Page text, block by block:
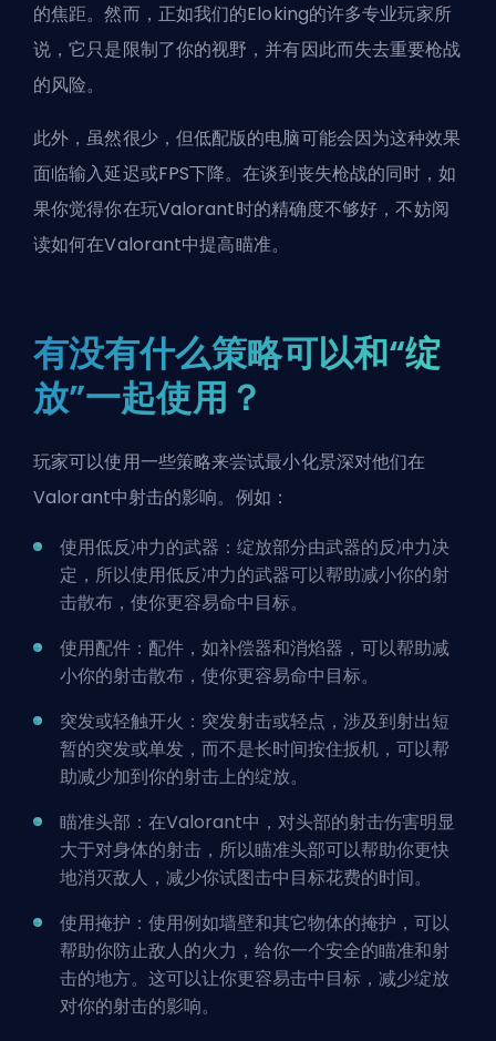
的焦距。然而，正如我们的Eloking的许多专业玩家所
说，它只是限制了你的视野，并有因此而失去重要枪战
的风险。
此外，虽然很少，但低配版的电脑可能会因为这种效果
面临输入延迟或FPS下降。在谈到丧失枪战的同时，如
果你觉得你在玩Valorant时的精确度不够好，不妨阅
读如何在Valorant中提高瞄准。
有没有什么策略可以和“绽
放”一起使用？
玩家可以使用一些策略来尝试最小化景深对他们在
Valorant中射击的影响。例如：
使用低反冲力的武器：绽放部分由武器的反冲力决
定，所以使用低反冲力的武器可以帮助减小你的射
击散布，使你更容易命中目标。
使用配件：配件，如补偿器和消焰器，可以帮助减
小你的射击散布，使你更容易命中目标。
突发或轻触开火：突发射击或轻点，涉及到射出短
暂的突发或单发，而不是长时间按住扳机，可以帮
助减少加到你的射击上的绽放。
瞄准头部：在Valorant中，对头部的射击伤害明显
大于对身体的射击，所以瞄准头部可以帮助你更快
地消灭敌人，减少你试图击中目标花费的时间。
使用掩护：使用例如墙壁和其它物体的掩护，可以
帮助你防止敌人的火力，给你一个安全的瞄准和射
击的地方。这可以让你更容易击中目标，减少绽放
对你的射击的影响。